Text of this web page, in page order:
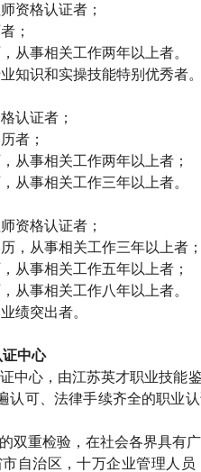
资格认证者；
；
从事相关工作两年以上者。
知识和实操技能特别优秀者。
认证者；
者；
从事相关工作两年以上者；
从事相关工作三年以上者。
资格认证者；
，从事相关工作三年以上者；
从事相关工作五年以上者；
从事相关工作八年以上者。
绩突出者。
中心
中心，由江苏英才职业技能
认可、法律手续齐全的职业
双重检验，在社会各界具有广
自治区，十万企业管理人